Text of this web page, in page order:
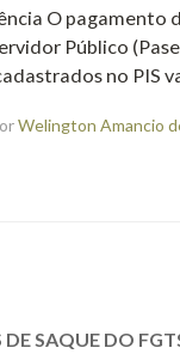
O
Público
no PIS
Welington Amancio
SAQUE DO